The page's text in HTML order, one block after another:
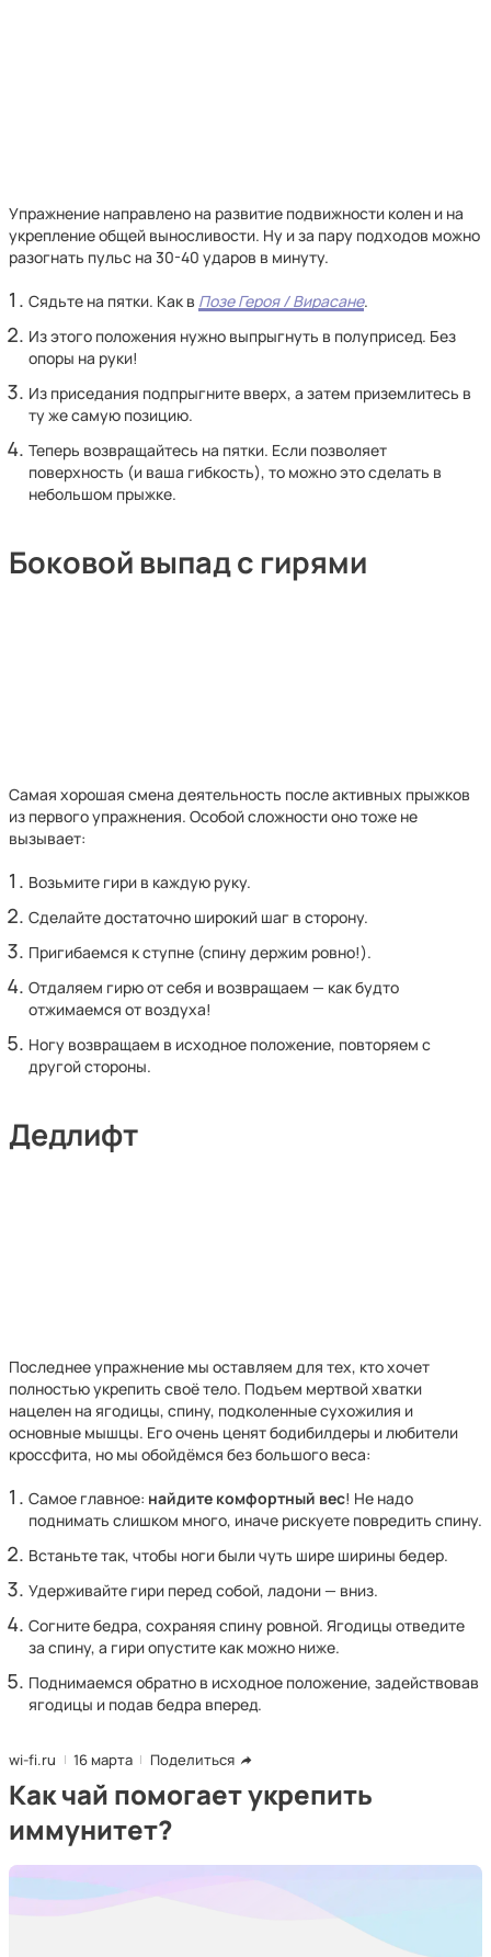
Упражнение направлено на развитие подвижности колен и на
укрепление общей выносливости. Ну и за пару подходов можно
разогнать пульс на 30-40 ударов в минуту.
Сядьте на пятки. Как в Позе Героя / Вирасане.
Из этого положения нужно выпрыгнуть в полуприсед. Без
опоры на руки!
Из приседания подпрыгните вверх, а затем приземлитесь в
ту же самую позицию.
Теперь возвращайтесь на пятки. Если позволяет
поверхность (и ваша гибкость), то можно это сделать в
небольшом прыжке.
Боковой выпад с гирями
Самая хорошая смена деятельность после активных прыжков
из первого упражнения. Особой сложности оно тоже не
вызывает:
Возьмите гири в каждую руку.
Сделайте достаточно широкий шаг в сторону.
Пригибаемся к ступне (спину держим ровно!).
Отдаляем гирю от себя и возвращаем — как будто
отжимаемся от воздуха!
Ногу возвращаем в исходное положение, повторяем с
другой стороны.
Дедлифт
Последнее упражнение мы оставляем для тех, кто хочет
полностью укрепить своё тело. Подъем мертвой хватки
нацелен на ягодицы, спину, подколенные сухожилия и
основные мышцы. Его очень ценят бодибилдеры и любители
кроссфита, но мы обойдёмся без большого веса:
Самое главное: найдите комфортный вес! Не надо
поднимать слишком много, иначе рискуете повредить спину.
Встаньте так, чтобы ноги были чуть шире ширины бедер.
Удерживайте гири перед собой, ладони — вниз.
Согните бедра, сохраняя спину ровной. Ягодицы отведите
за спину, а гири опустите как можно ниже.
Поднимаемся обратно в исходное положение, задействовав
ягодицы и подав бедра вперед.
wi-fi.ru 16 марта Поделиться
Как чай помогает укрепить
иммунитет?